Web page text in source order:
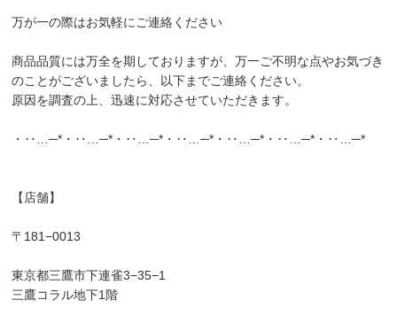
万が一の際はお気軽にご連絡ください
商品品質には万全を期しておりますが、万一ご不明な点やお気づき
のことがございましたら、以下までご連絡ください。
原因を調査の上、迅速に対応させていただきます。
・‥…─*・‥…─*・‥…─*・‥…─*・‥…─*・‥…─*・‥…─*
【店舗】
〒181−0013
東京都三鷹市下連雀3−35−1
三鷹コラル地下1階